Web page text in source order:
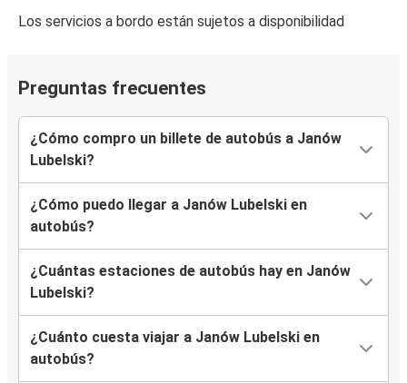
Los servicios a bordo están sujetos a disponibilidad
Preguntas frecuentes
¿Cómo compro un billete de autobús a Janów
Lubelski?
¿Cómo puedo llegar a Janów Lubelski en
autobús?
¿Cuántas estaciones de autobús hay en Janów
Lubelski?
¿Cuánto cuesta viajar a Janów Lubelski en
autobús?